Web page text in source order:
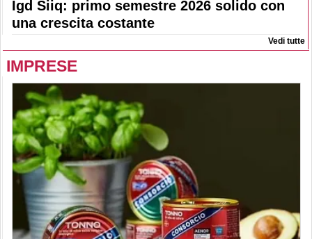
Igd Siiq: primo semestre 2026 solido con
una crescita costante
Vedi tutte
IMPRESE